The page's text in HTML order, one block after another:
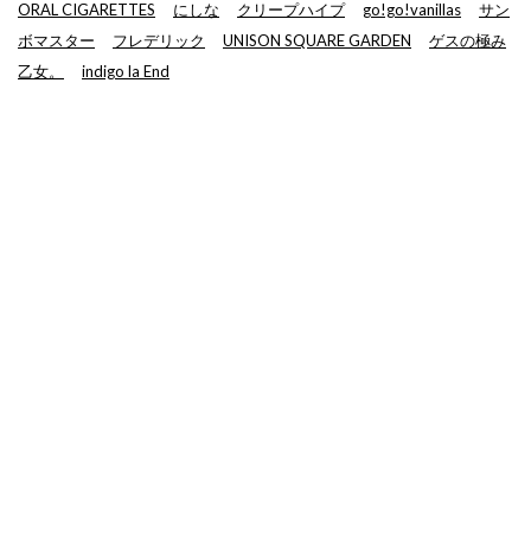
ORAL CIGARETTES
にしな クリープハイプ go!go!vanillas
サン
ボマスター
フレデリック UNISON SQUARE GARDEN
ゲスの極み
乙女。
indigo la End